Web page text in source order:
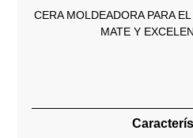
CERA MOLDEADORA PARA
MATE Y